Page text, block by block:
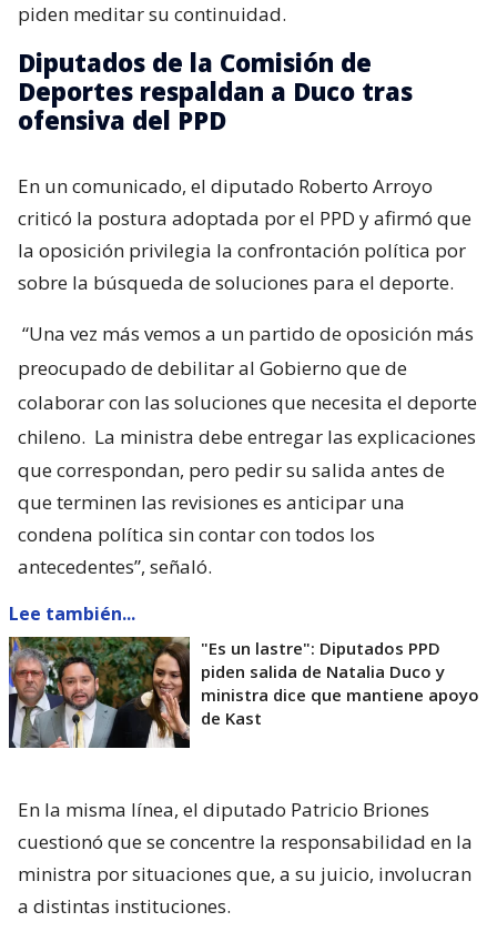
piden meditar su continuidad.
Diputados de la Comisión de
Deportes respaldan a Duco tras
ofensiva del PPD
En un comunicado, el diputado Roberto Arroyo
criticó la postura adoptada por el PPD y afirmó que
la oposición privilegia la confrontación política por
sobre la búsqueda de soluciones para el deporte.
“Una vez más vemos a un partido de oposición más
preocupado de debilitar al Gobierno que de
colaborar con las soluciones que necesita el deporte
chileno. La ministra debe entregar las explicaciones
que correspondan, pero pedir su salida antes de
que terminen las revisiones es anticipar una
condena política sin contar con todos los
antecedentes”, señaló.
Lee también...
"Es un lastre": Diputados PPD
piden salida de Natalia Duco y
ministra dice que mantiene apoyo
de Kast
En la misma línea, el diputado Patricio Briones
cuestionó que se concentre la responsabilidad en la
ministra por situaciones que, a su juicio, involucran
a distintas instituciones.